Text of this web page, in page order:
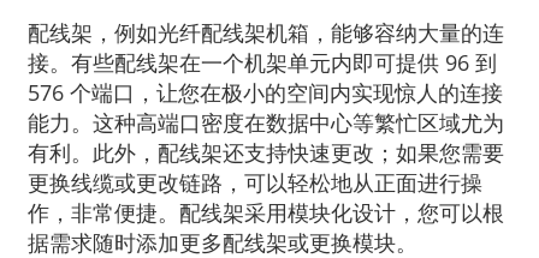
配线架，例如光纤配线架机箱，能够容纳大量的连
接。有些配线架在一个机架单元内即可提供 96 到
576 个端口，让您在极小的空间内实现惊人的连接
能力。这种高端口密度在数据中心等繁忙区域尤为
有利。此外，配线架还支持快速更改；如果您需要
更换线缆或更改链路，可以轻松地从正面进行操
作，非常便捷。配线架采用模块化设计，您可以根
据需求随时添加更多配线架或更换模块。